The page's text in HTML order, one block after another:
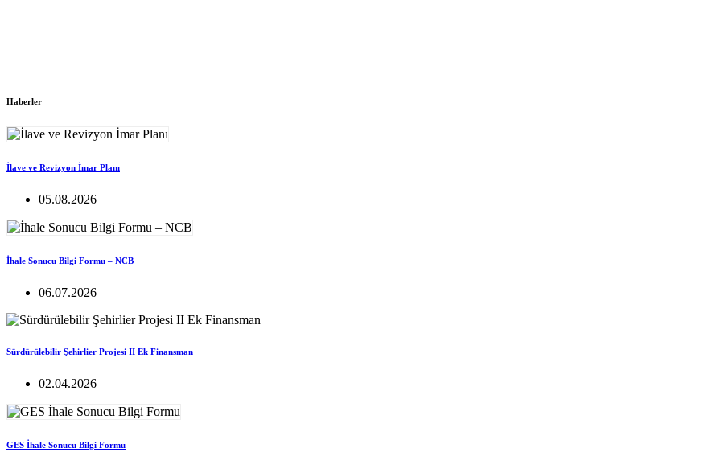
Haberler
İlave ve Revizyon İmar Planı
05.08.2026
İhale Sonucu Bilgi Formu – NCB
06.07.2026
Sürdürülebilir Şehirlier Projesi II Ek Finansman
02.04.2026
GES İhale Sonucu Bilgi Formu